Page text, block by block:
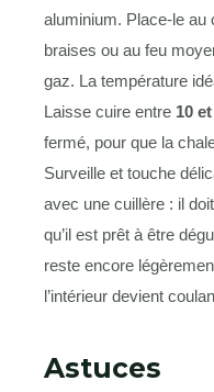
aluminium. Place-le au
braises ou au feu
gaz. La température
Laisse cuire entre 10
fermé, pour que la
Surveille et touche
avec une cuillère : il
qu’il est prêt à être
reste encore
l’intérieur devient
Astuces